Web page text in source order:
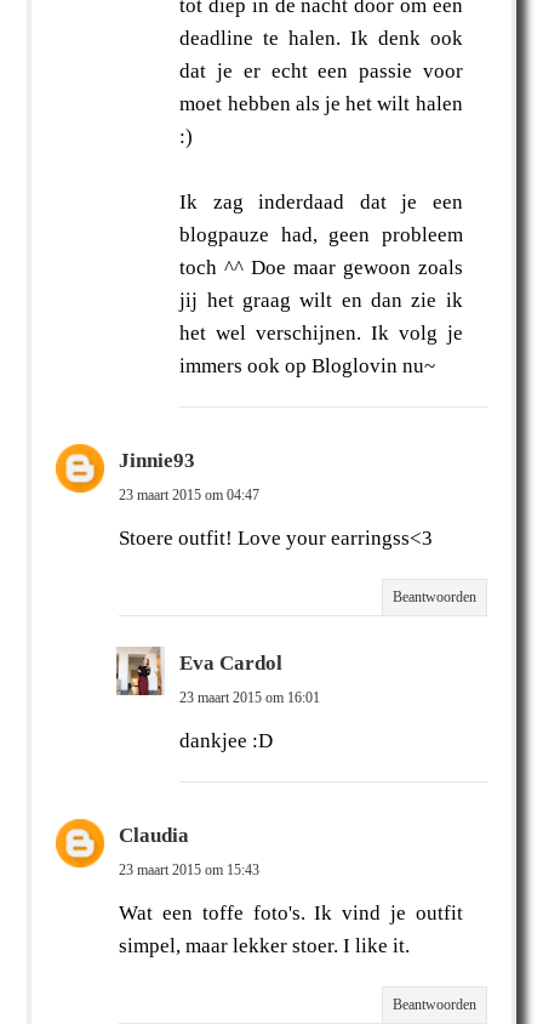
tot diep in de nacht door om een
deadline te halen. Ik denk ook
dat je er echt een passie voor
moet hebben als je het wilt halen
:)
Ik zag inderdaad dat je een
blogpauze had, geen probleem
toch ^^ Doe maar gewoon zoals
jij het graag wilt en dan zie ik
het wel verschijnen. Ik volg je
immers ook op Bloglovin nu~
Jinnie93
23 maart 2015 om 04:47
Stoere outfit! Love your earringss<3
Beantwoorden
Eva Cardol
23 maart 2015 om 16:01
dankjee :D
Claudia
23 maart 2015 om 15:43
Wat een toffe foto's. Ik vind je outfit
simpel, maar lekker stoer. I like it.
Beantwoorden